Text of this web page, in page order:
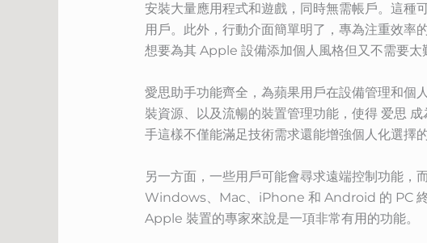
安裝大量應用程式和遊戲，同時無需帳戶。這種
用戶。此外，行動介面簡單明了，專為注重效率
想要為其 Apple 設備添加個人風格但又不需要太
愛思助手功能齊全，為蘋果用戶在設備管理和個
裝資源、以及流暢的裝置管理功能，使得 爱思
手這樣不僅能滿足技術需求還能增強個人化選擇
另一方面，一些用戶可能會尋求遠端控制功能，
Windows、Mac、iPhone 和 Android 的 PC 終
Apple 裝置的專家來說是一項非常有用的功能。